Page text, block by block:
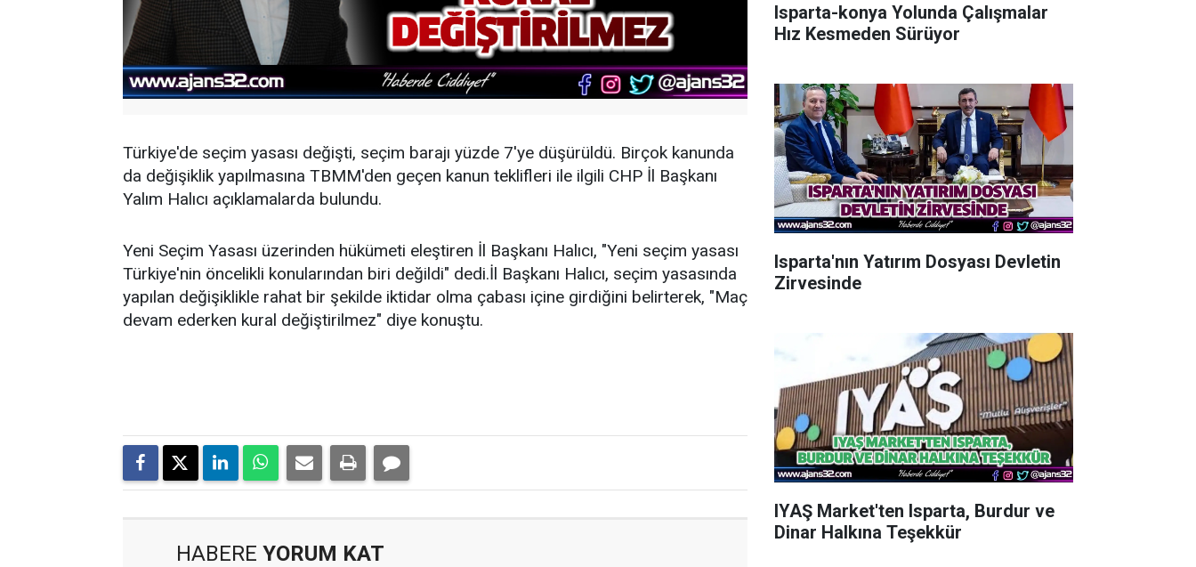
Türkiye'de seçim yasası değişti, seçim barajı yüzde 7'ye düşürüldü. Birçok kanunda
da değişiklik yapılmasına TBMM'den geçen kanun teklifleri ile ilgili CHP İl Başkanı
Yalım Halıcı açıklamalarda bulundu.
Yeni Seçim Yasası üzerinden hükümeti eleştiren İl Başkanı Halıcı, "Yeni seçim yasası
Türkiye'nin öncelikli konularından biri değildi" dedi.İl Başkanı Halıcı, seçim yasasında
yapılan değişiklikle rahat bir şekilde iktidar olma çabası içine girdiğini belirterek, "Maç
devam ederken kural değiştirilmez" diye konuştu.
HABERE YORUM KAT
Isparta-konya Yolunda Çalışmalar
Hız Kesmeden Sürüyor
Isparta'nın Yatırım Dosyası Devletin
Zirvesinde
IYAŞ Market'ten Isparta, Burdur ve
Dinar Halkına Teşekkür